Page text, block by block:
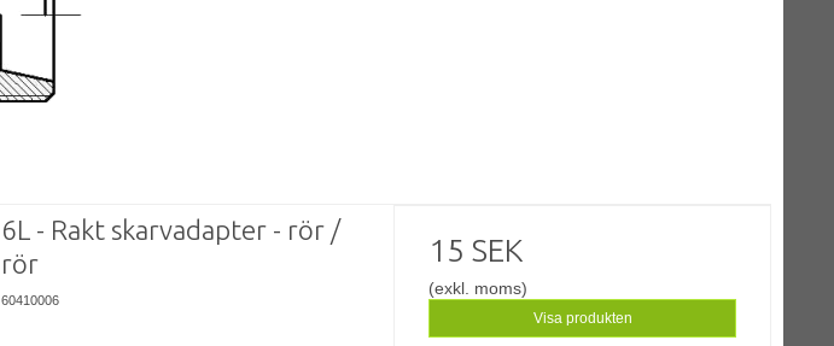
6L - Rakt skarvadapter - rör /
rör
60410006
15 SEK
(exkl. moms)
Visa produkten